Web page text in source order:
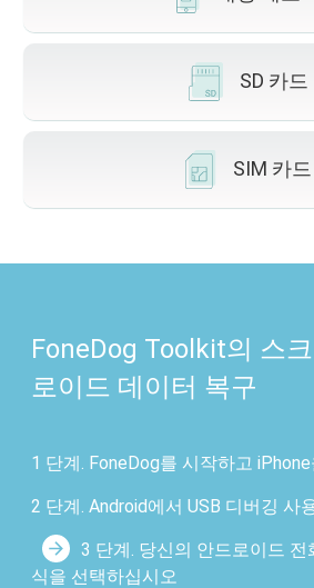
SD 카드
SIM 카드
FoneDog Toolkit의 스
로이드 데이터 복구
1 단계. FoneDog를 시작하고
2 단계. Android에서 USB 디버깅 사
3 단계. 당신의 안드로이드 전
식을 선택하십시오